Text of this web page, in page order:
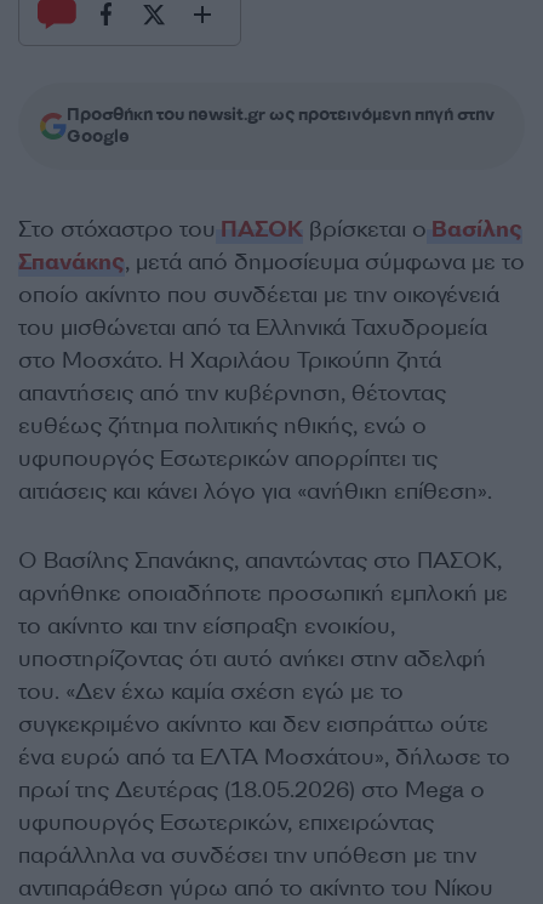
Προσθήκη του newsit.gr ως προτεινόμενη πηγή στην
Google
Στο στόχαστρο του ΠΑΣΟΚ βρίσκεται ο Βασίλης
Σπανάκης, μετά από δημοσίευμα σύμφωνα με το
οποίο ακίνητο που συνδέεται με την οικογένειά
του μισθώνεται από τα Ελληνικά Ταχυδρομεία
στο Μοσχάτο. Η Χαριλάου Τρικούπη ζητά
απαντήσεις από την κυβέρνηση, θέτοντας
ευθέως ζήτημα πολιτικής ηθικής, ενώ ο
υφυπουργός Εσωτερικών απορρίπτει τις
αιτιάσεις και κάνει λόγο για «ανήθικη επίθεση».
Ο Βασίλης Σπανάκης, απαντώντας στο ΠΑΣΟΚ,
αρνήθηκε οποιαδήποτε προσωπική εμπλοκή με
το ακίνητο και την είσπραξη ενοικίου,
υποστηρίζοντας ότι αυτό ανήκει στην αδελφή
του. «Δεν έχω καμία σχέση εγώ με το
συγκεκριμένο ακίνητο και δεν εισπράττω ούτε
ένα ευρώ από τα ΕΛΤΑ Μοσχάτου», δήλωσε το
πρωί της Δευτέρας (18.05.2026) στο Mega ο
υφυπουργός Εσωτερικών, επιχειρώντας
παράλληλα να συνδέσει την υπόθεση με την
αντιπαράθεση γύρω από το ακίνητο του Νίκου